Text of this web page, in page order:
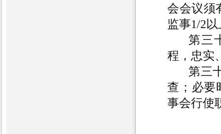
会会议须
监事1/2
第三
程，忠实
第三
查；必要
事会行使